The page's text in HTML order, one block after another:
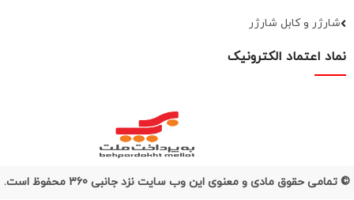
شارژر و کابل شارژر
نماد اعتماد الکترونیک
© تمامی حقوق مادی و معنوی این وب سایت نزد جانبی 360 محفوظ است.